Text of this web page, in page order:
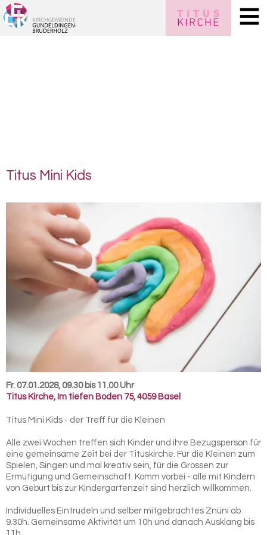
Titus Mini Kids
Fr. 07.01.2028, 09.30 bis 11.00 Uhr
Titus Kirche, Im tiefen Boden 75, 4059 Basel
Titus Mini Kids - der Treff für die Kleinen
Alle zwei Wochen treffen sich Kinder und ihre Bezugsperson für
eine gemeinsame Zeit bei der Tituskirche. Für die Kleinen zum
Spielen, Singen und mal kreativ sein, für die Grossen zur
Ermutigung und Gemeinschaft. Komm vorbei - alle mit Kindern
von Geburt bis zur Kindergartenzeit sind herzlich willkommen.
Individuelles Eintrudeln und selber mitgebrachtes Znüni ab
9.30h. Gemeinsame Aktivität um 10h und danach Ausklang bis